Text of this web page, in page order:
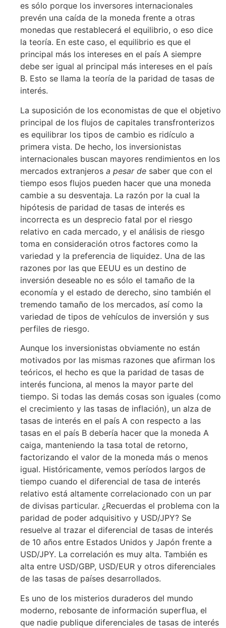
es sólo porque los inversores internacionales
prevén una caída de la moneda frente a otras
monedas que restablecerá el equilibrio, o eso dice
la teoría. En este caso, el equilibrio es que el
principal más los intereses en el país A siempre
debe ser igual al principal más intereses en el país
B. Esto se llama la teoría de la paridad de tasas de
interés.
La suposición de los economistas de que el objetivo
principal de los flujos de capitales transfronterizos
es equilibrar los tipos de cambio es ridículo a
primera vista. De hecho, los inversionistas
internacionales buscan mayores rendimientos en los
mercados extranjeros a pesar de saber que con el
tiempo esos flujos pueden hacer que una moneda
cambie a su desventaja. La razón por la cual la
hipótesis de paridad de tasas de interés es
incorrecta es un desprecio fatal por el riesgo
relativo en cada mercado, y el análisis de riesgo
toma en consideración otros factores como la
variedad y la preferencia de liquidez. Una de las
razones por las que EEUU es un destino de
inversión deseable no es sólo el tamaño de la
economía y el estado de derecho, sino también el
tremendo tamaño de los mercados, así como la
variedad de tipos de vehículos de inversión y sus
perfiles de riesgo.
Aunque los inversionistas obviamente no están
motivados por las mismas razones que afirman los
teóricos, el hecho es que la paridad de tasas de
interés funciona, al menos la mayor parte del
tiempo. Si todas las demás cosas son iguales (como
el crecimiento y las tasas de inflación), un alza de
tasas de interés en el país A con respecto a las
tasas en el país B debería hacer que la moneda A
caiga, manteniendo la tasa total de retorno,
factorizando el valor de la moneda más o menos
igual. Históricamente, vemos períodos largos de
tiempo cuando el diferencial de tasa de interés
relativo está altamente correlacionado con un par
de divisas particular. ¿Recuerdas el problema con la
paridad de poder adquisitivo y USD/JPY? Se
resuelve al trazar el diferencial de tasas de interés
de 10 años entre Estados Unidos y Japón frente a
USD/JPY. La correlación es muy alta. También es
alta entre USD/GBP, USD/EUR y otros diferenciales
de las tasas de países desarrollados.
Es uno de los misterios duraderos del mundo
moderno, rebosante de información superflua, el
que nadie publique diferenciales de tasas de interés